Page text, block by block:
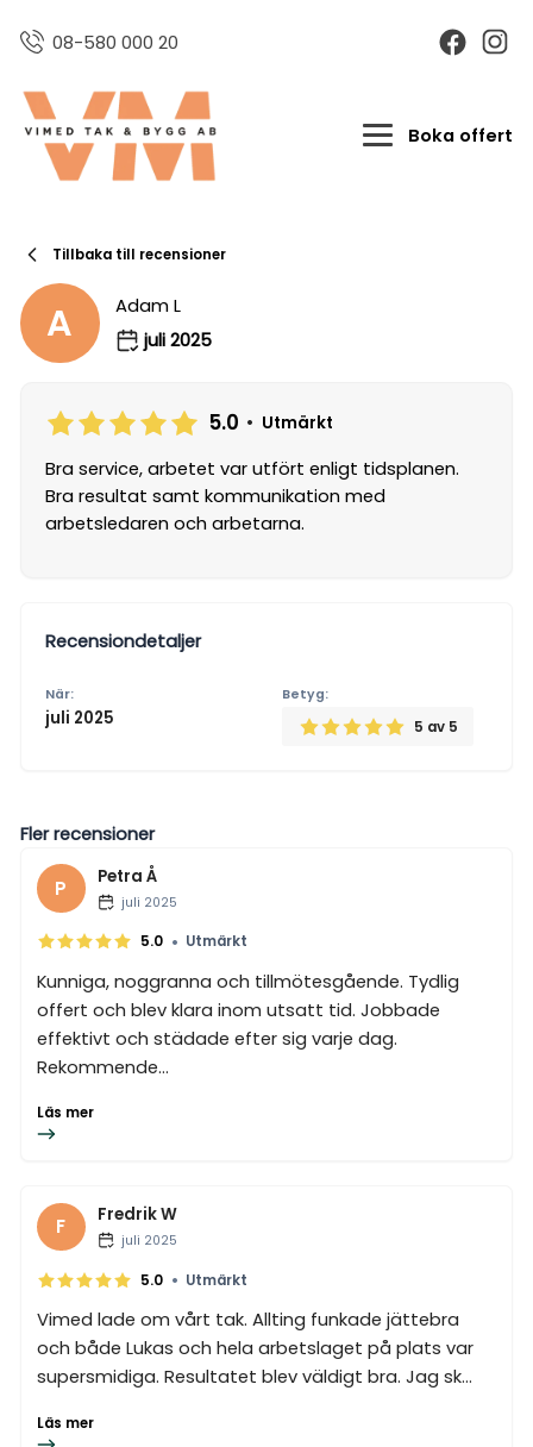
08-580 000 20
Boka offert
Tillbaka till recensioner
A
Adam L
juli 2025
5.0 • Utmärkt
Bra service, arbetet var utfört enligt tidsplanen.
Bra resultat samt kommunikation med
arbetsledaren och arbetarna.
Recensiondetaljer
När:
juli 2025
Betyg:
5 av 5
Fler recensioner
P Petra Å
juli 2025
5.0 • Utmärkt
Kunniga, noggranna och tillmötesgående. Tydlig
offert och blev klara inom utsatt tid. Jobbade
effektivt och städade efter sig varje dag.
Rekommende...
Läs mer
F Fredrik W
juli 2025
5.0 • Utmärkt
Vimed lade om vårt tak. Allting funkade jättebra
och både Lukas och hela arbetslaget på plats var
supersmidiga. Resultatet blev väldigt bra. Jag sk...
Läs mer